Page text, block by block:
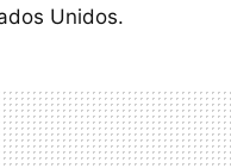
Unidos.